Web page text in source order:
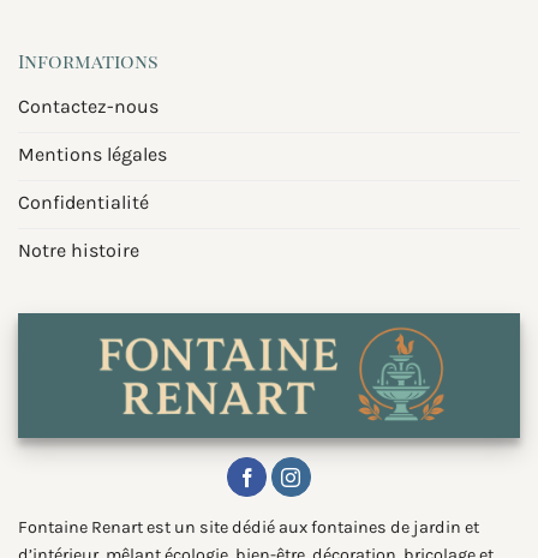
Informations
Contactez-nous
Mentions légales
Confidentialité
Notre histoire
Fontaine Renart est un site dédié aux fontaines de jardin et